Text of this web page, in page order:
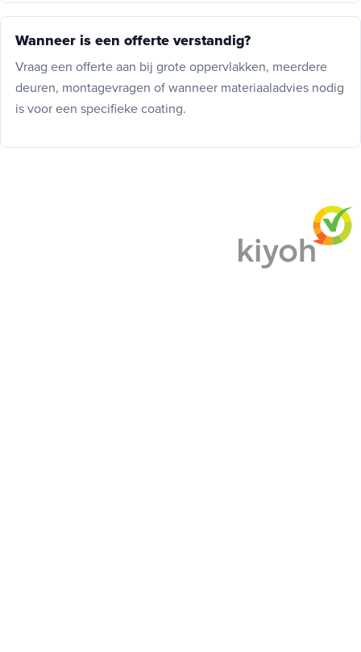
Wanneer is een offerte verstandig?
Vraag een offerte aan bij grote oppervlakken, meerdere
deuren, montagevragen of wanneer materiaaladvies nodig
is voor een specifieke coating.